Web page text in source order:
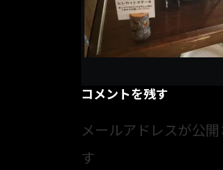
コメントを残す
メールアドレスが公
す